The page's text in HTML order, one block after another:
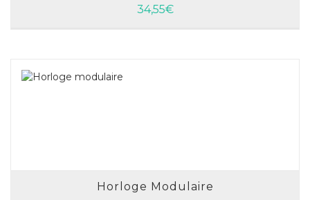
34,55€
AJOUTER AU PANIER
Horloge Modulaire